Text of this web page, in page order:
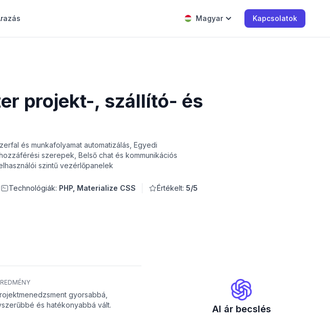
Magyar Kapcsolatok
projekt-, szállító- és
és munkafolyamat automatizálás, Egyedi
szerepek, Belső chat és kommunikációs
szintű vezérlőpanelek
Technológiák: PHP, Materialize CSS Értékelt: 5/5
gyorsabbá,
és hatékonyabbá vált.
AI ár becslés